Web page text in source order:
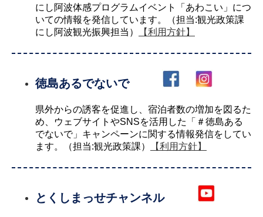
にし阿波体感プログラムイベント「あわこい」につ
いての情報を発信しています。（担当:観光政策課
にし阿波観光振興担当）
【利用方針】
徳島あるでないで
県外からの誘客を促進し、宿泊者数の増加を図るた
め、ウェブサイトやSNSを活用した「＃徳島ある
でないで」キャンペーンに関する情報発信をしてい
ます。（担当:観光政策課）
【利用方針】
とくしまっせチャンネル